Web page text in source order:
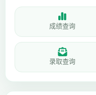
成绩查询
录取查询